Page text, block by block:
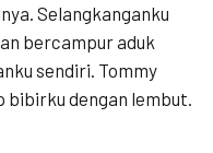
Selangkanganku
bercampur aduk
sendiri. Tommy
bibirku dengan lembut.